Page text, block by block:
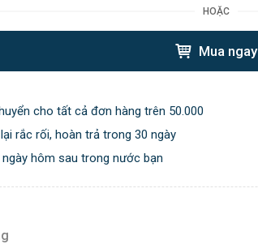
HOẶC
Mua ngay
cho tất cả đơn hàng trên 50.000
rắc rối, hoàn trả trong 30 ngày
hôm sau trong nước bạn